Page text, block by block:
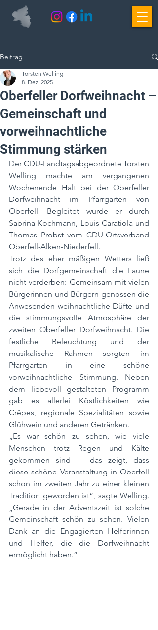
Beitrag
Oberfeller Dorfweihnacht –
Gemeinschaft und
vorweihnachtliche
Stimmung stärken
Torsten Welling
8. Dez. 2025
Der CDU-Landtagsabgeordnete Torsten
Welling machte am vergangenen
Wochenende Halt bei der Oberfeller
Dorfweihnacht im Pfarrgarten von
Oberfell. Begleitet wurde er durch
Sabrina Kochmann, Louis Caratiola und
Thomas Probst vom CDU-Ortsverband
Oberfell-Alken-Niederfell.
Trotz des eher mäßigen Wetters ließ
sich die Dorfgemeinschaft die Laune
nicht verderben: Gemeinsam mit vielen
Bürgerinnen und Bürgern genossen die
Anwesenden weihnachtliche Düfte und
die stimmungsvolle Atmosphäre der
zweiten Oberfeller Dorfweihnacht. Die
festliche Beleuchtung und der
musikalische Rahmen sorgten im
Pfarrgarten in eine schöne
vorweihnachtliche Stimmung. Neben
dem liebevoll gestalteten Programm
gab es allerlei Köstlichkeiten wie
Crêpes, regionale Spezialitäten sowie
Glühwein und anderen Getränken.
„Es war schön zu sehen, wie viele
Menschen trotz Regen und Kälte
gekommen sind — das zeigt, dass
diese schöne Veranstaltung in Oberfell
schon im zweiten Jahr zu einer kleinen
Tradition geworden ist“, sagte Welling.
„Gerade in der Adventszeit ist solche
Gemeinschaft schön zu sehen. Vielen
Dank an die Engagierten Helferinnen
und Helfer, die die Dorfweihnacht
ermöglicht haben.“